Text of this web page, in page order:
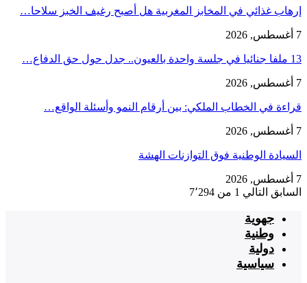
إرهاب غذائي في المخابز المغربية هل أصبح رغيف الخبز سلاحا…
7 أغسطس, 2026
13 ملفا جنائيا في جلسة واحدة بالعيون.. جدل حول حق الدفاع…
7 أغسطس, 2026
قراءة في الخطاب الملكي: بين أرقام النمو وأسئلة الواقع…
7 أغسطس, 2026
السيادة الوطنية فوق التوازنات الهشة
7 أغسطس, 2026
السابق التالي 1 من 7٬294
جهوية
وطنية
دولية
سياسية